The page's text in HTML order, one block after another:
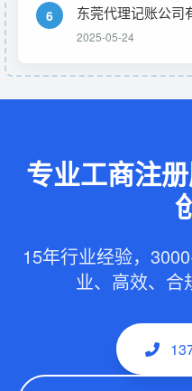
6 东莞代理记账公司
2025-05-24
专业工商注
15年行业经验，
业、高效、合